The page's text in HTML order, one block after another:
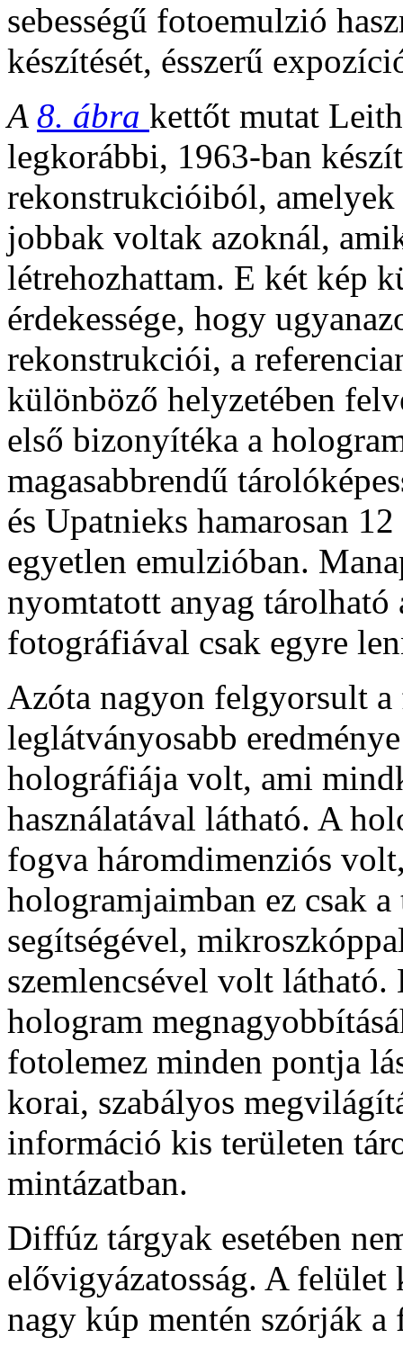
sebességű fotoemulzió
készítését, ésszerű
A 8. ábra kettőt mutat
legkorábbi, 1963-ban
rekonstrukcióiból, amelyek
jobbak voltak azoknál,
létrehozhattam. E két kép
érdekessége, hogy
rekonstrukciói, a
különböző helyzetében
első bizonyítéka a
magasabbrendű
és Upatnieks hamarosan
egyetlen emulzióban.
nyomtatott anyag tárolható
fotográfiával csak egyre
Azóta nagyon felgyorsult
leglátványosabb
holográfiája volt, ami
használatával látható. A
fogva háromdimenziós
hologramjaimban ez csak
segítségével,
szemlencsével volt látható.
hologram
fotolemez minden pontja
korai, szabályos
információ kis területen
mintázatban.
Diffúz tárgyak esetében
elővigyázatosság. A
nagy kúp mentén szórják